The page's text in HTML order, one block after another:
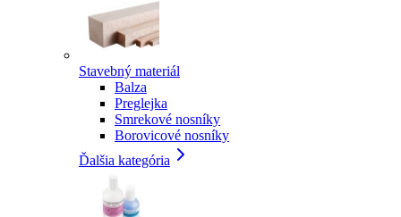
Stavebný materiál
Balza
Preglejka
Smrekové nosníky
Borovicové nosníky
Ďalšia kategória